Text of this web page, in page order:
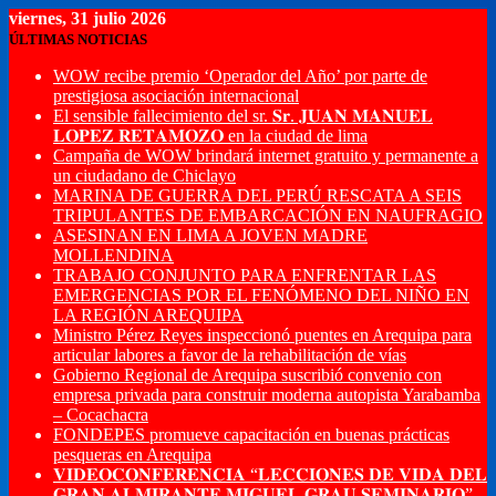
viernes, 31 julio 2026
ÚLTIMAS NOTICIAS
WOW recibe premio ‘Operador del Año’ por parte de
prestigiosa asociación internacional
El sensible fallecimiento del sr. 𝐒𝐫. 𝐉𝐔𝐀𝐍 𝐌𝐀𝐍𝐔𝐄𝐋
𝐋𝐎𝐏𝐄𝐙 𝐑𝐄𝐓𝐀𝐌𝐎𝐙𝐎 en la ciudad de lima
Campaña de WOW brindará internet gratuito y permanente a
un ciudadano de Chiclayo
MARINA DE GUERRA DEL PERÚ RESCATA A SEIS
TRIPULANTES DE EMBARCACIÓN EN NAUFRAGIO
ASESINAN EN LIMA A JOVEN MADRE
MOLLENDINA
TRABAJO CONJUNTO PARA ENFRENTAR LAS
EMERGENCIAS POR EL FENÓMENO DEL NIÑO EN
LA REGIÓN AREQUIPA
Ministro Pérez Reyes inspeccionó puentes en Arequipa para
articular labores a favor de la rehabilitación de vías
Gobierno Regional de Arequipa suscribió convenio con
empresa privada para construir moderna autopista Yarabamba
– Cocachacra
FONDEPES promueve capacitación en buenas prácticas
pesqueras en Arequipa
𝐕𝐈𝐃𝐄𝐎𝐂𝐎𝐍𝐅𝐄𝐑𝐄𝐍𝐂𝐈𝐀 “𝐋𝐄𝐂𝐂𝐈𝐎𝐍𝐄𝐒 𝐃𝐄 𝐕𝐈𝐃𝐀 𝐃𝐄𝐋